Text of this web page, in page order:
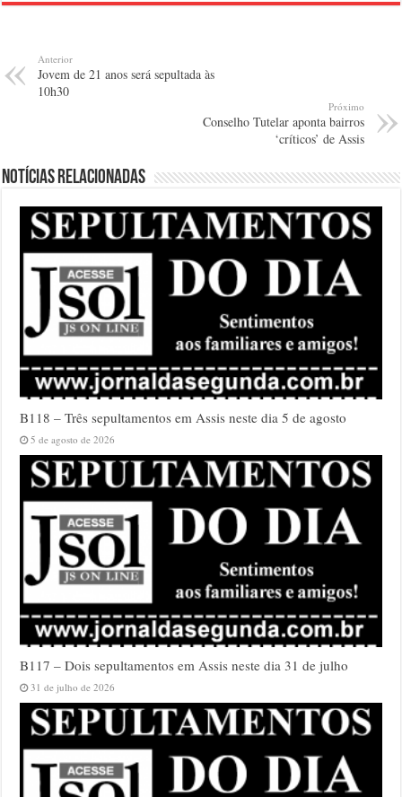
Anterior
Jovem de 21 anos será sepultada às
10h30
Próximo
Conselho Tutelar aponta bairros
‘críticos’ de Assis
Notícias relacionadas
B118 – Três sepultamentos em Assis neste dia 5 de agosto
5 de agosto de 2026
B117 – Dois sepultamentos em Assis neste dia 31 de julho
31 de julho de 2026